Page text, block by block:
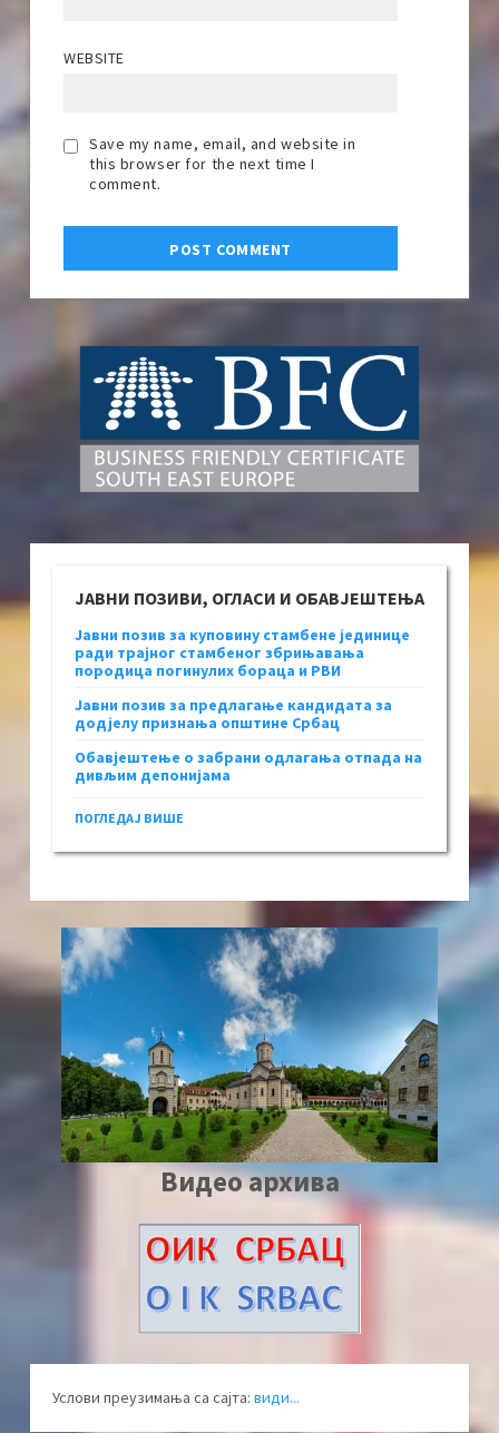
WEBSITE
Save my name, email, and website in
this browser for the next time I
comment.
ЈАВНИ ПОЗИВИ, ОГЛАСИ И ОБАВЈЕШТЕЊА
Јавни позив за куповину стамбене јединице
ради трајног стамбеног збрињавања
породица погинулих бораца и РВИ
Јавни позив за предлагање кандидата за
додјелу признања општине Србац
Обавјештење о забрани одлагања отпада на
дивљим депонијама
ПОГЛЕДАЈ ВИШЕ
Видео архива
Услови преузимања са сајта: види...